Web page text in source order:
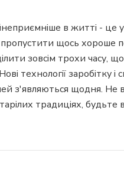
в житті - це
щось хороше
зовсім трохи часу,
технології заробітку і
з'являються щодня. Не
традиціях, будьте